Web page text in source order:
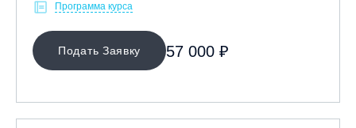
Программа курса
Подать Заявку 57 000 ₽